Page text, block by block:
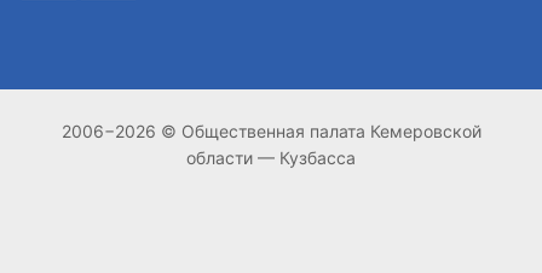
2006−2026 © Общественная палата Кемеровской
области — Кузбасса